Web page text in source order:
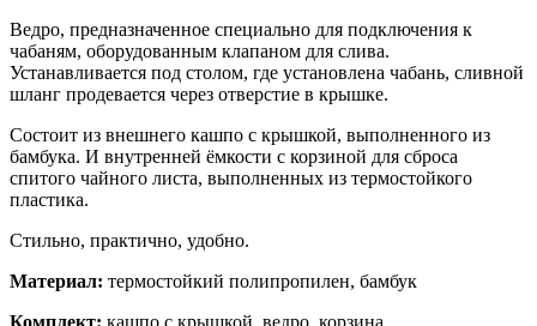
Ведро, предназначенное специально для подключения к
чабаням, оборудованным клапаном для слива.
Устанавливается под столом, где установлена чабань, сливной
шланг продевается через отверстие в крышке.
Состоит из внешнего кашпо с крышкой, выполненного из
бамбука. И внутренней ёмкости с корзиной для сброса
спитого чайного листа, выполненных из термостойкого
пластика.
Стильно, практично, удобно.
Материал: термостойкий полипропилен, бамбук
Комплект: кашпо с крышкой, ведро, корзина